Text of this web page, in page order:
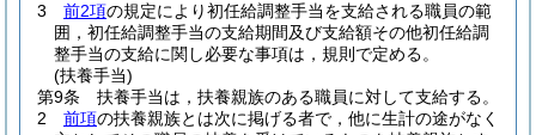
3
前2項の規定により初任給調整手当を支給される職員の範
囲，初任給調整手当の支給期間及び支給額その他初任給調
整手当の支給に関し必要な事項は，規則で定める。
(扶養手当)
第9条
扶養手当は，扶養親族のある職員に対して支給する。
2
前項の扶養親族とは次に掲げる者で，他に生計の途がなく